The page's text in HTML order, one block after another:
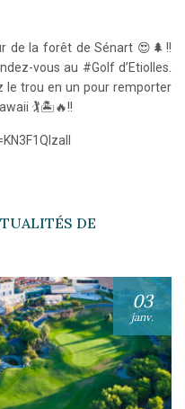
de la forêt de Sénart 😍🌲!!
vous au #Golf d’Etiolles.
le trou en un pour remporter
🏌️🏝🔥!!
DE
03
janv.